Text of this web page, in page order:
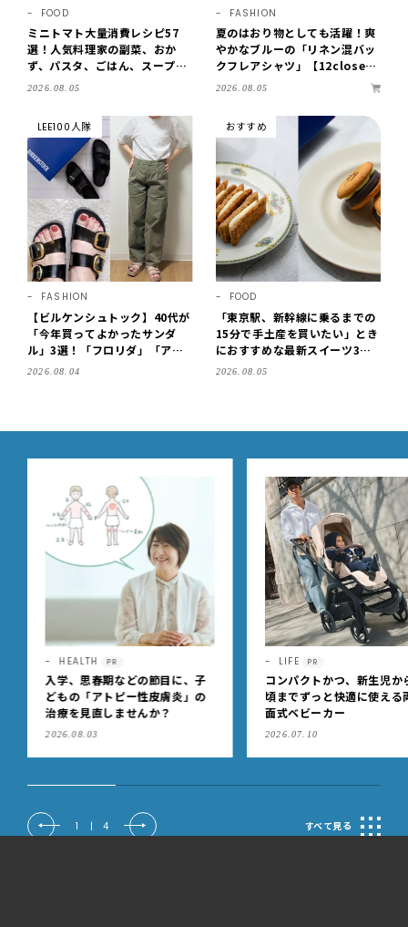
FOOD
ミニトマト大量消費レシピ57
選！人気料理家の副菜、おか
ず、パスタ、ごはん、スープま
で【保存版】
2026.08.05
FASHION
夏のはおり物としても活躍！爽
やかなブルーの「リネン混バッ
クフレアシャツ」【12close
t】
2026.08.05
LEE100人隊
FASHION
【ビルケンシュトック】40代が
「今年買ってよかったサンダ
ル」3選！「フロリダ」「アリ
ゾナ」の履き心地＆サイズ選び
2026.08.04
おすすめ
FOOD
「東京駅、新幹線に乗るまでの
15分で手土産を買いたい」とき
におすすめな最新スイーツ3選
【東京駅改札内・朝8時開店】
2026.08.05
LIFE PR
コンパクトかつ、新生児から4歳
頃までずっと快適に使える両対
面式ベビーカー
2026.07.10
FASHION
シーンに合わせて賢く使い
け！暑い夏こそ！ 予定あ
考える「ブラデリスニュー
ク」の快適ブラジャー
2026.07.07
2 | 4 すべて見る